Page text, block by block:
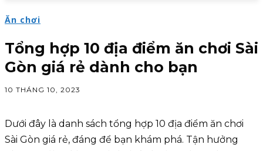
Ăn chơi
Tổng hợp 10 địa điểm ăn chơi Sài
Gòn giá rẻ dành cho bạn
10 THÁNG 10, 2023
Dưới đây là danh sách tổng hợp 10 địa điểm ăn chơi
Sài Gòn giá rẻ, đáng để bạn khám phá. Tận hưởng